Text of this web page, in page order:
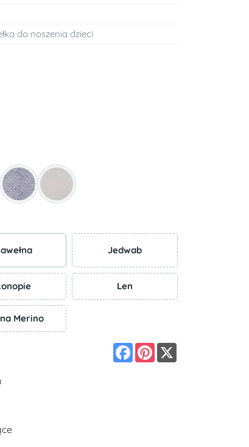
do noszenia dzieci
Jedwab
Len
Merino
Facebook
Pinterest